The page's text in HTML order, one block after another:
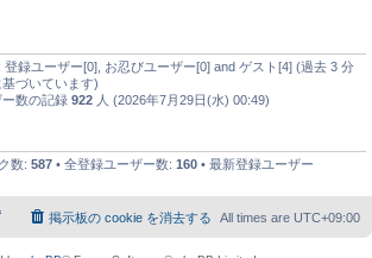
登録ユーザー[0], お忍びユーザー[0] and ゲスト[4] (過去 3 分
づいています)
数の記録 922 人 (2026年7月29日(水) 00:49)
数: 587 • 全登録ユーザー数: 160 • 最新登録ユーザー
All times are UTC+09:00
掲示板の cookie を消去する